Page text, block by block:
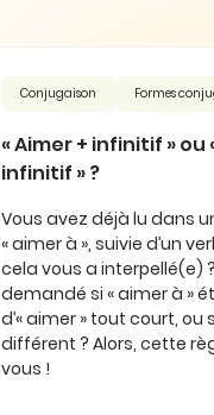
Conjugaison Formes
« Aimer + infinitif » ou
infinitif » ?
Vous avez déjà lu dans
« aimer à », suivie d’un
cela vous a interpellé(e)
demandé si « aimer à »
d’« aimer » tout court, ou
différent ? Alors, cette
vous !